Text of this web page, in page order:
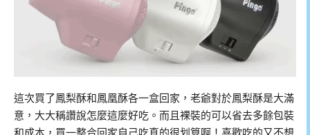
這次買了鳳梨酥和鳳凰酥各一盒回家，老爺對於鳳梨酥是大滿
意，大大稱讚說怎麼這麼好吃。而且裸裝的可以省去多餘包裝
和成本，買一整合回家自己吃真的很划算啊！喜歡吃的又不想